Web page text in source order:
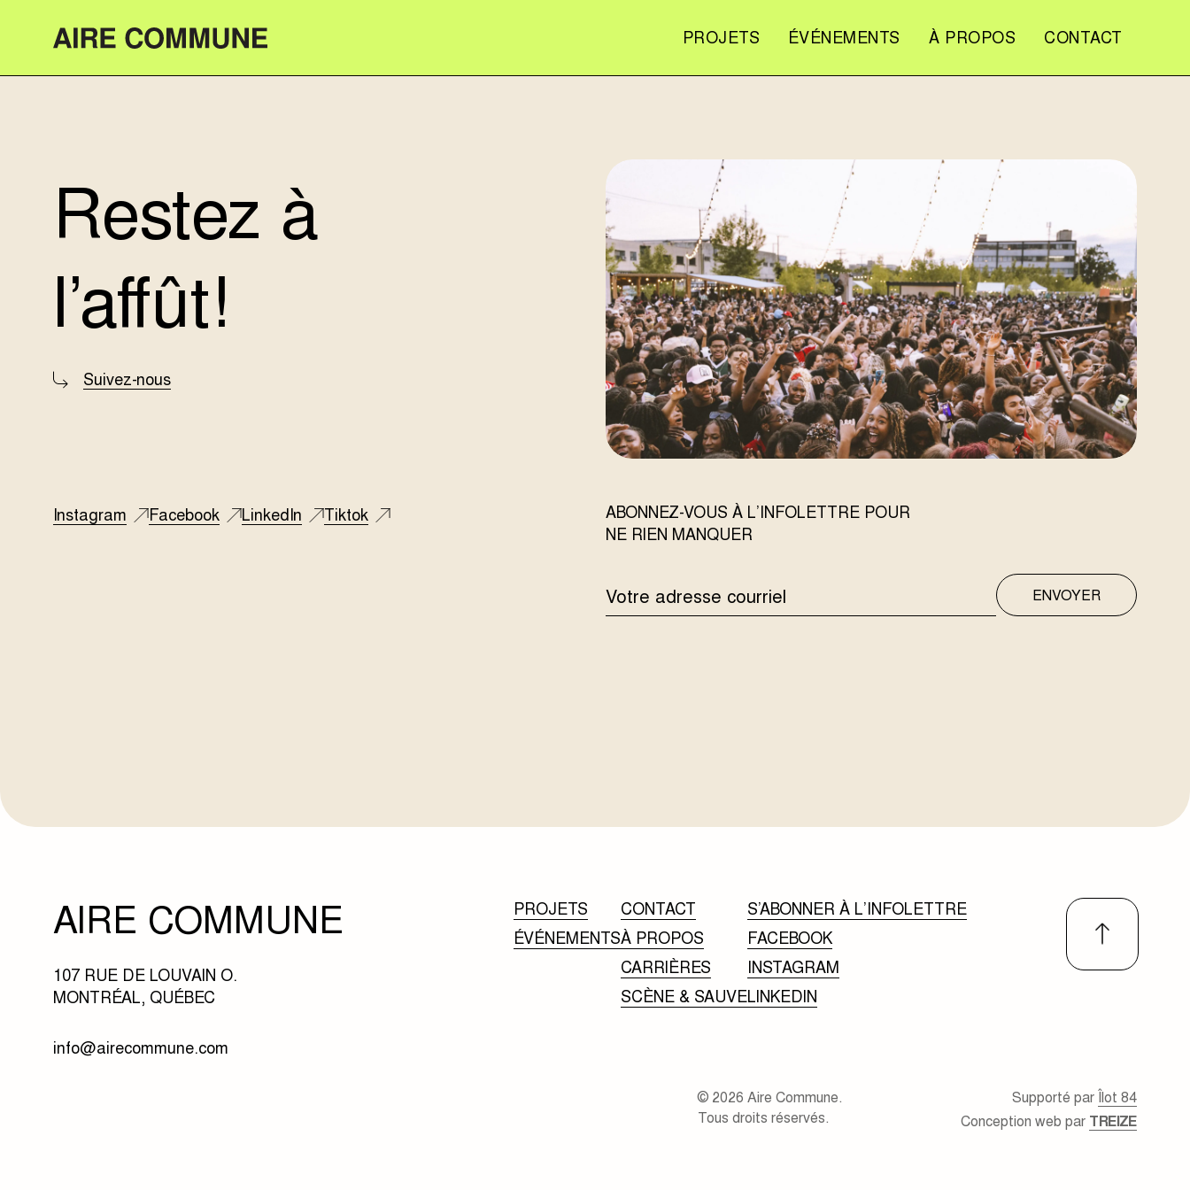
Aire Commune PROJETS ÉVÉNEMENTS À PROPOS CONTACT
Restez à
l’affût!
Suivez-nous
Instagram Facebook LinkedIn Tiktok
ABONNEZ-VOUS À L’INFOLETTRE POUR
NE RIEN MANQUER
ADRESSE
COURRIEL
ENVOYER
AIRE COMMUNE
107 RUE DE LOUVAIN O.
MONTRÉAL, QUÉBEC
info@airecommune.com
PROJETS
ÉVÉNEMENTS
CONTACT
À PROPOS
CARRIÈRES
SCÈNE & SAUVE
S’ABONNER À L’INFOLETTRE
FACEBOOK
INSTAGRAM
LINKEDIN
© 2026 Aire Commune.
Tous droits réservés.
Supporté parÎlot 84
Conception web par TREIZE